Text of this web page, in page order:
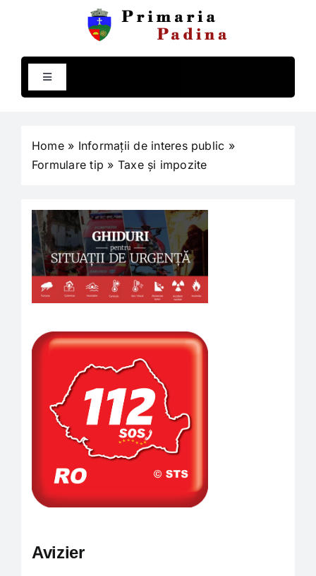
Toggle
Navigation
Primăria
Programe și strategii
Rapoarte și studii
Carieră
Program de funcționare și audiențe
Consiliul Local
Informații de interes public
Home» Informații de interes public »
Formulare tip » Taxe și impozite
Avizier